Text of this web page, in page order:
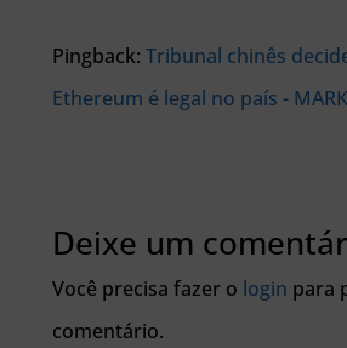
Pingback: Tribunal chinês
Ethereum é legal no país -
Deixe um
Você precisa fazer o login para
comentário.